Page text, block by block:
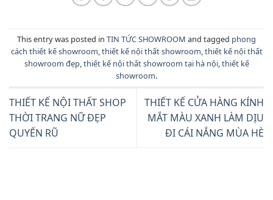
This entry was posted in TIN TỨC SHOWROOM and tagged phong
cách thiết kế showroom,thiết kế nội thất showroom,thiết kế nội thất
showroom đẹp,thiết kế nội thất showroom tại hà nội,thiết kế
showroom.
THIẾT KẾ NỘI THẤT SHOP
THỜI TRANG NỮ ĐẸP
QUYẾN RŨ
THIẾT KẾ CỬA HÀNG KÍNH
MẮT MÀU XANH LÀM DỊU
ĐI CÁI NẮNG MÙA HÈ